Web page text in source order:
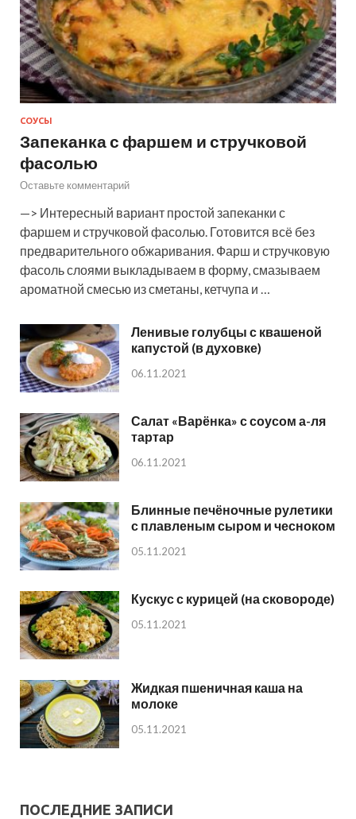
СОУСЫ
Запеканка с фаршем и стручковой
фасолью
Оставьте комментарий
—> Интересный вариант простой запеканки с
фаршем и стручковой фасолью. Готовится всё без
предварительного обжаривания. Фарш и стручковую
фасоль слоями выкладываем в форму, смазываем
ароматной смесью из сметаны, кетчупа и …
Ленивые голубцы с квашеной
капустой (в духовке)
06.11.2021
Салат «Варёнка» с соусом а-ля
тартар
06.11.2021
Блинные печёночные рулетики
с плавленым сыром и чесноком
05.11.2021
Кускус с курицей (на сковороде)
05.11.2021
Жидкая пшеничная каша на
молоке
05.11.2021
ПОСЛЕДНИЕ ЗАПИСИ